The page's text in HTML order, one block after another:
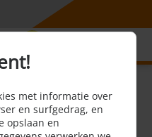
op huizenmarkt
met informatie over
en surfgedrag, en
opslaan en